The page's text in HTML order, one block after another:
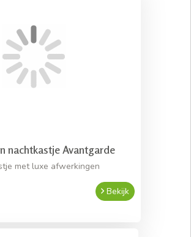
nachtkastje Avantgarde
met luxe afwerkingen
Bekijk